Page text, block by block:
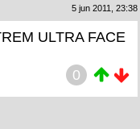
5 jun 2011, 23:38
ULTRA FACE
0